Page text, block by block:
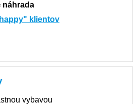
náhrada
klientov
vybavou